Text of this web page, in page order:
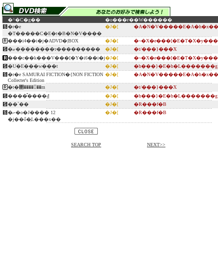
�^�C�g�� �o���ғ��W������
�r�e
�T�����C�E�t�B�N�V����
�J�[
���i4��i�j�ADVD�|BOX �J�[
�ޏ��������ɂ���������
�J�[
�t/���}���X
���c��k���V���[�Y�i6��i�j�J�[
�U�E���w���t
�J�[
�h���}�E�h�L�������g
�r�e SAMURAI FICTION�{NON FICTION
Collecter's Edition
�J�[
�t�΂����񗿗��m �J�[
�t/���}���X
����̂����₫
�J�[
�h���}�E�h�L�������g
��`��
�J�[
�R���f�B
�ނ�o�J���� 12
�j��ő�̗L���x��
�J�[ �R���f�B
SEARCH TOP NEXT>>